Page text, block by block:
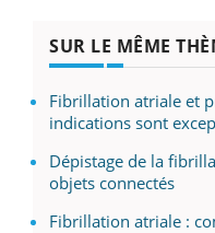
SUR LE MÊME
Fibrillation atriale et
indications sont
Dépistage de la
objets connectés
Fibrillation atriale :